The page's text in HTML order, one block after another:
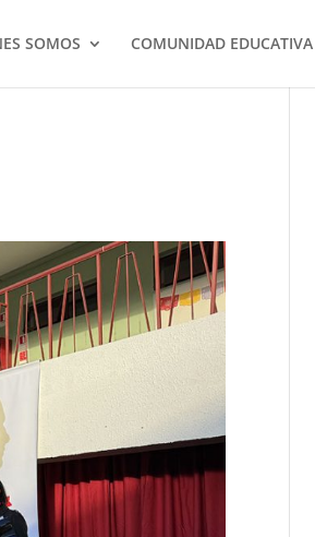
SOMOS COMUNIDAD EDUCATIVA